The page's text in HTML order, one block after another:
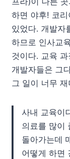
하면 야후! 코
있었다. 개발자
하므로 인사교
것이다. 교육
개발자들은 그
그 일이 너무
사내 교육이
의료를 많이
돌아가는데
어떻게 하면